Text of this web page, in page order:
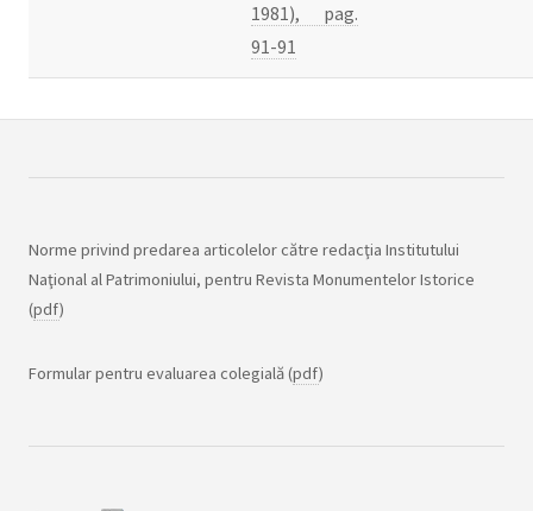
1981), pag.
91-91
Norme privind predarea articolelor către redacţia Institutului
Naţional al Patrimoniului, pentru Revista Monumentelor Istorice
(pdf)
Formular pentru evaluarea colegială (pdf)